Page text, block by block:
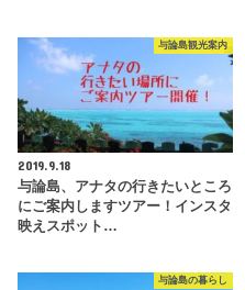
与論島観光案内
2019.9.18
与論島、アナタの行きたいところ
にご案内しますツアー！インスタ
映えスポット…
与論島の暮らし